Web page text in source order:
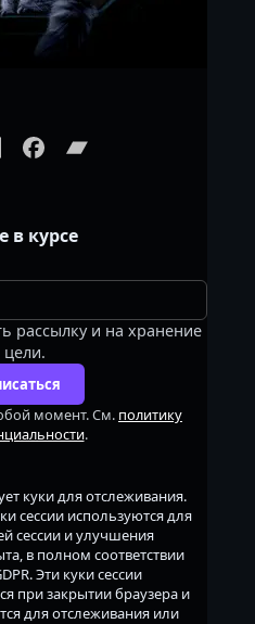
в курсе
рассылку и на хранение
цели.
момент. См. политику
.
куки для отслеживания.
сессии используются для
сессии и улучшения
в полном соответствии
Эти куки сессии
при закрытии браузера и
для отслеживания или